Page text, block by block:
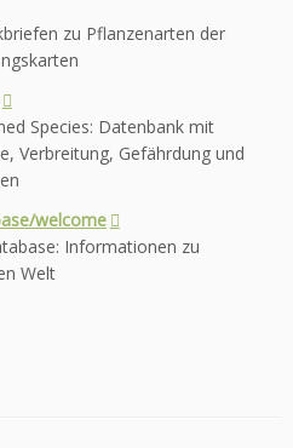
zu Pflanzenarten der
Species: Datenbank mit
Verbreitung, Gefährdung und
welcome
Informationen zu
Welt